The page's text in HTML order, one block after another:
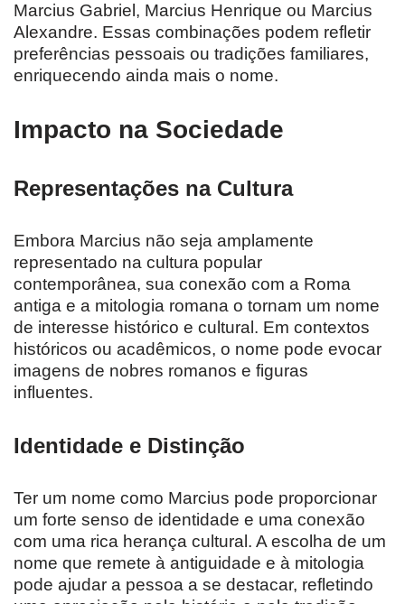
Marcius Gabriel, Marcius Henrique ou Marcius
Alexandre. Essas combinações podem refletir
preferências pessoais ou tradições familiares,
enriquecendo ainda mais o nome.
Impacto na Sociedade
Representações na Cultura
Embora Marcius não seja amplamente
representado na cultura popular
contemporânea, sua conexão com a Roma
antiga e a mitologia romana o tornam um nome
de interesse histórico e cultural. Em contextos
históricos ou acadêmicos, o nome pode evocar
imagens de nobres romanos e figuras
influentes.
Identidade e Distinção
Ter um nome como Marcius pode proporcionar
um forte senso de identidade e uma conexão
com uma rica herança cultural. A escolha de um
nome que remete à antiguidade e à mitologia
pode ajudar a pessoa a se destacar, refletindo